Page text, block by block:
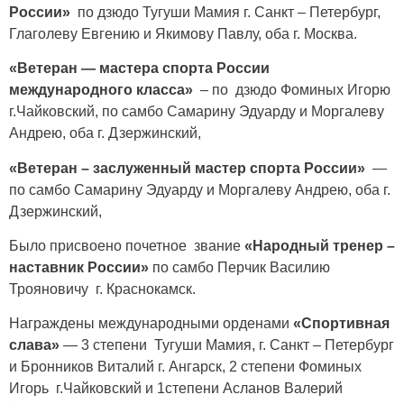
России» по дзюдо Тугуши Мамия г. Санкт – Петербург,
Глаголеву Евгению и Якимову Павлу, оба г. Москва.
«Ветеран — мастера спорта России
международного класса» – по дзюдо Фоминых Игорю
г.Чайковский, по самбо Самарину Эдуарду и Моргалеву
Андрею, оба г. Дзержинский,
«Ветеран – заслуженный мастер спорта России» —
по самбо Самарину Эдуарду и Моргалеву Андрею, оба г.
Дзержинский,
Было присвоено почетное звание «Народный тренер –
наставник России» по самбо Перчик Василию
Трояновичу г. Краснокамск.
Награждены международными орденами «Спортивная
слава» — 3 степени Тугуши Мамия, г. Санкт – Петербург
и Бронников Виталий г. Ангарск, 2 степени Фоминых
Игорь г.Чайковский и 1степени Асланов Валерий